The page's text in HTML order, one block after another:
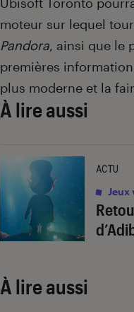
moteur sur lequel
Pandora, ainsi que le
premières
plus moderne et la
À lire aussi
ACTU
Jeux
À lire aussi